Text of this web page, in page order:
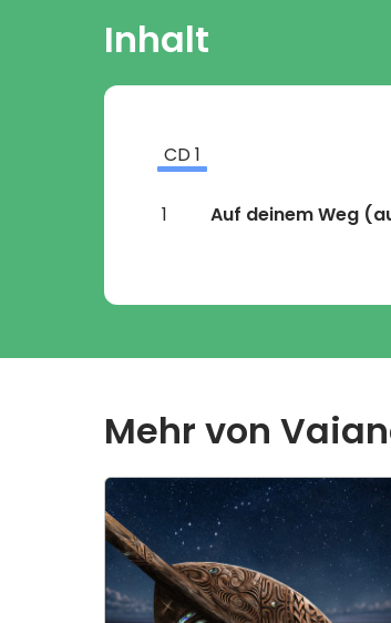
Inhalt
CD1
1 Auf deinem Weg
Mehr von